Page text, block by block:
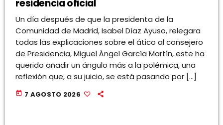
residencia oficial
Un día después de que la presidenta de la
Comunidad de Madrid, Isabel Díaz Ayuso, relegara
todas las explicaciones sobre el ático al consejero
de Presidencia, Miguel Ángel García Martín, este ha
querido añadir un ángulo más a la polémica, una
reflexión que, a su juicio, se está pasando por […]
today 7 AGOSTO 2026